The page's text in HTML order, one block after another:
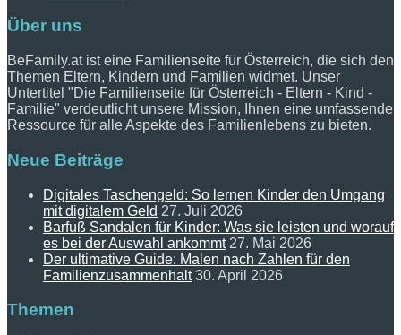
Über uns
BeFamily.at ist eine Familienseite für Österreich, die sich den
Themen Eltern, Kindern und Familien widmet. Unser
Untertitel "Die Familienseite für Österreich - Eltern - Kind -
Familie" verdeutlicht unsere Mission, Ihnen eine umfassende
Ressource für alle Aspekte des Familienlebens zu bieten.
Neue Beiträge
Digitales Taschengeld: So lernen Kinder den Umgang
mit digitalem Geld 27. Juli 2026
Barfuß Sandalen für Kinder: Was sie leisten und worauf
es bei der Auswahl ankommt 27. Mai 2026
Der ultimative Guide: Malen nach Zahlen für den
Familienzusammenhalt 30. April 2026
Themen